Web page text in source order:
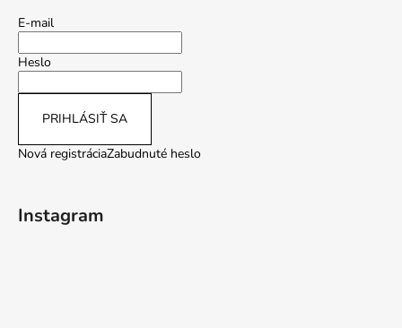
E-mail
Heslo
PRIHLÁSIŤ SA
Nová registráciaZabudnuté heslo
Instagram